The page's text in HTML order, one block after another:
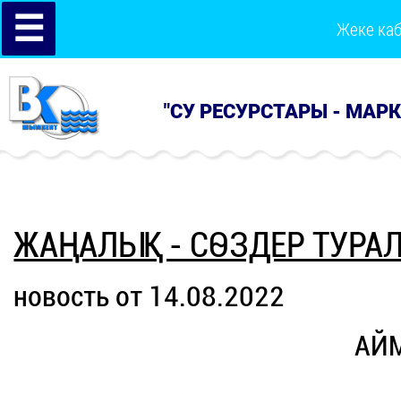
☰ Жеке
"СУ РЕСУРСТАРЫ -
ЖАҢАЛЫҚ - СӨЗДЕР
новость от 14.08.2022